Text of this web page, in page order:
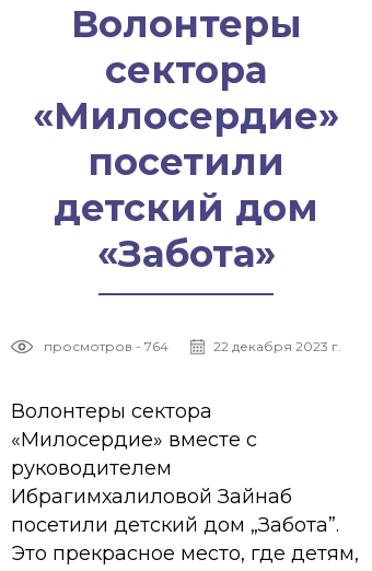
Волонтеры
сектора
«Милосердие»
посетили
детский дом
«Забота»
просмотров - 764 22 декабря 2023 г.
Волонтеры сектора
«Милосердие» вместе с
руководителем
Ибрагимхалиловой Зайнаб
посетили детский дом „Забота”.
Это прекрасное место, где детям,